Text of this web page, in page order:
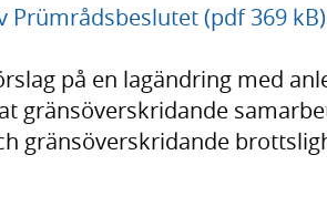
Prümrådsbeslutet (pdf 369 kB)
på en lagändring med
gränsöverskridande
gränsöverskridande